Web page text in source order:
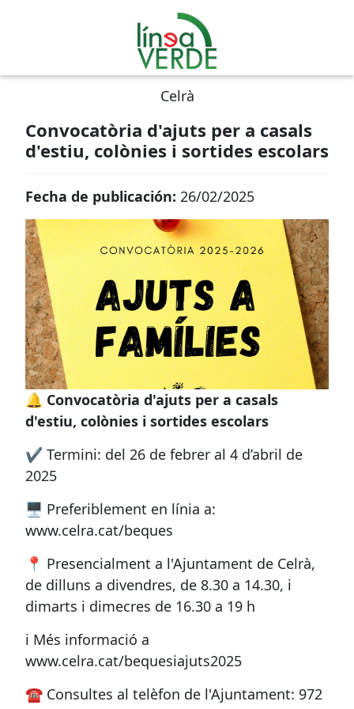
Celrà
Convocatòria d'ajuts per a casals
d'estiu, colònies i sortides escolars
Fecha de publicación: 26/02/2025
🔔 Convocatòria d'ajuts per a casals
d'estiu, colònies i sortides escolars
✔️ Termini: del 26 de febrer al 4 d’abril de
2025
🖥 Preferiblement en línia a:
www.celra.cat/beques
📍 Presencialment a l'Ajuntament de Celrà,
de dilluns a divendres, de 8.30 a 14.30, i
dimarts i dimecres de 16.30 a 19 h
ℹ️ Més informació a
www.celra.cat/bequesiajuts2025
☎️ Consultes al telèfon de l'Ajuntament: 972